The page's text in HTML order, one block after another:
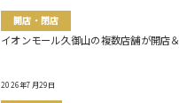
開店・閉店
イオンモール久御山の複数店舗が開店
2026年7月29日